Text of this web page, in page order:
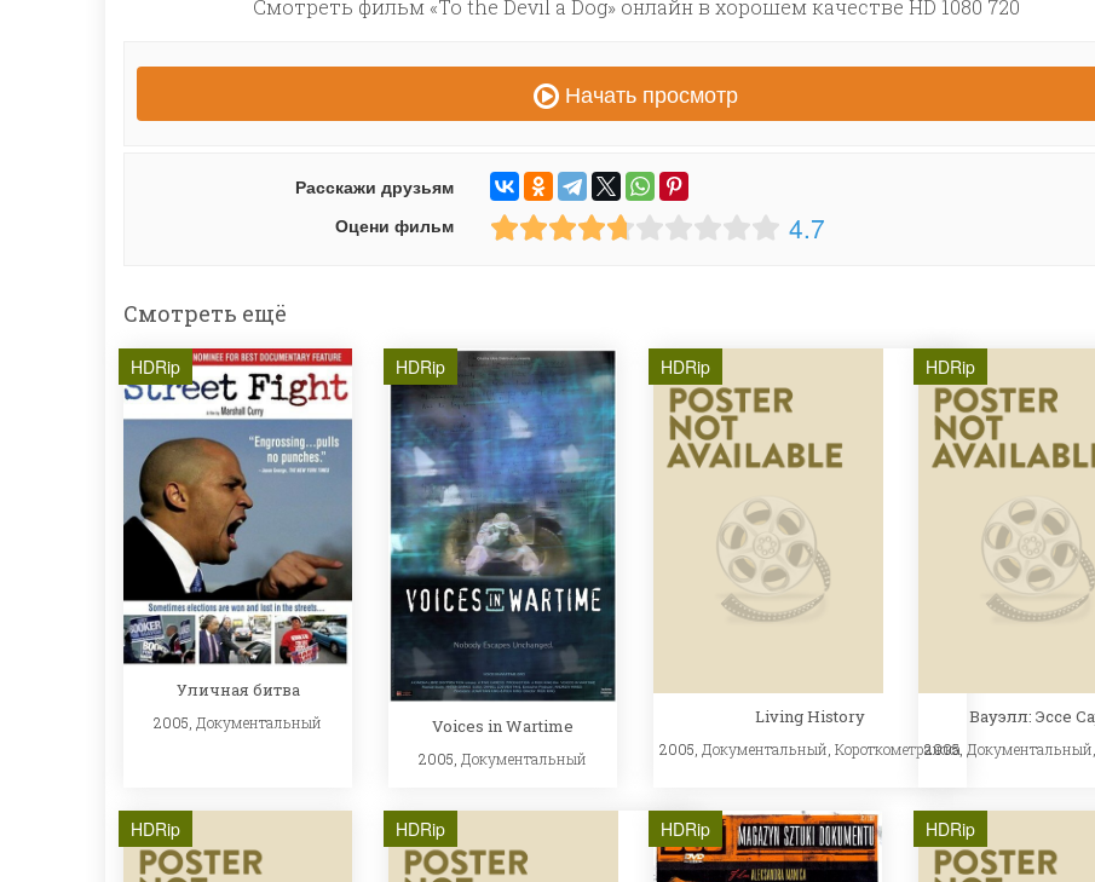
Смотреть фильм «To the Devil a Dog» онлайн в хорошем качестве HD 1080 720
Начать просмотр
Расскажи друзьям
Оцени фильм
4.7
Смотреть ещё
HDRip
Уличная битва
2005, Документальный
HDRip
Voices in Wartime
2005, Документальный
HDRip
Living History
2005, Документальный Короткометражка
HDRip
Вауэлл: Эссе
2005, Документальный
HDRip HDRip HDRip HDRip